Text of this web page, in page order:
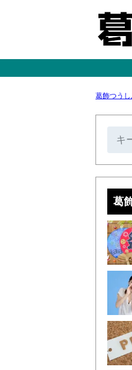
葛飾つうし
葛